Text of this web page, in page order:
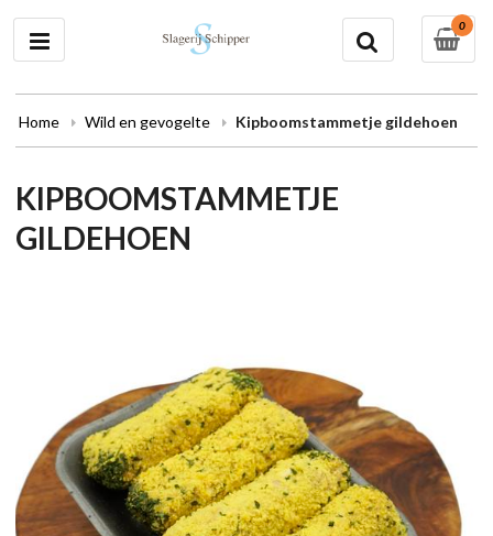
0
Home Wild en gevogelte Kipboomstammetje gildehoen
KIPBOOMSTAMMETJE
GILDEHOEN